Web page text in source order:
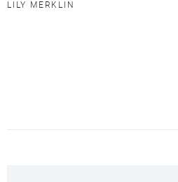
LILY MERKLIN